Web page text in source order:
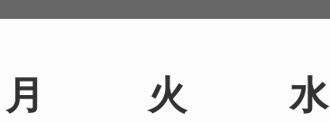
月 火 水